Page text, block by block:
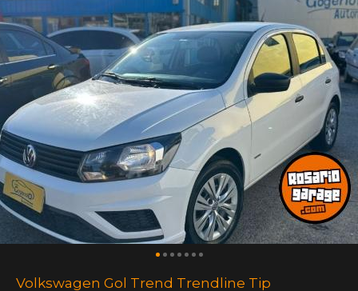
Volkswagen Gol Trend Trendline Tip